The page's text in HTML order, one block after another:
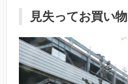
見失ってお買い物